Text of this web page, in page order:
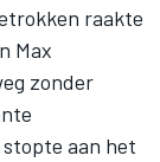
raakte
Max
zonder
aan het